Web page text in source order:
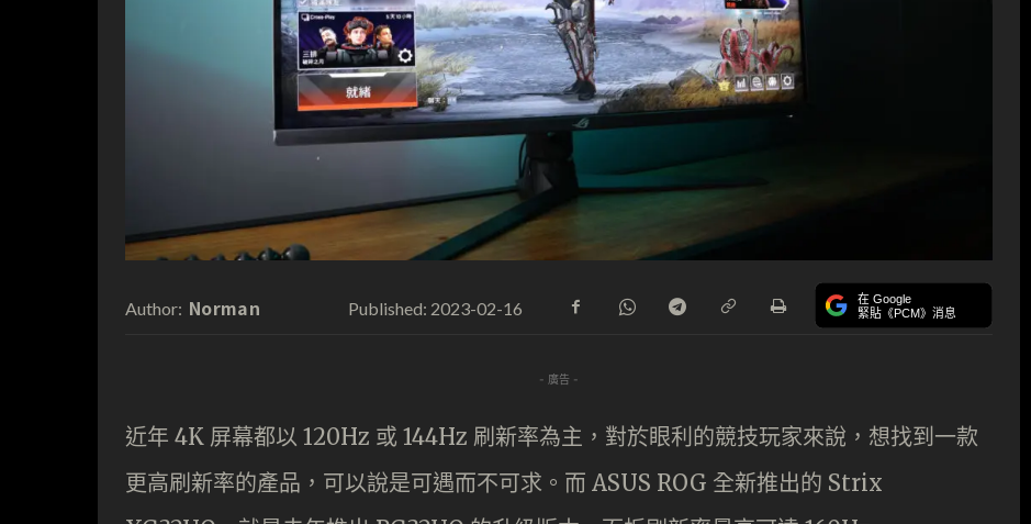
Author: Norman Published: 2023-02-16 在 Google
緊貼《PCM》消息
- 廣告 -
近年 4K 屏幕都以 120Hz 或 144Hz 刷新率為主，對於眼利的競技玩家來說，想找到一款
更高刷新率的產品，可以說是可遇而不可求。而 ASUS ROG 全新推出的 Strix